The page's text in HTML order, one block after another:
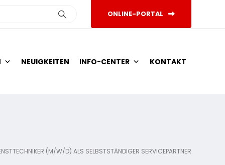
ONLINE-PORTAL
NEUIGKEITEN INFO-CENTER KONTAKT
(M/W/D) ALS SELBSTSTÄNDIGER SERVICEPARTNER